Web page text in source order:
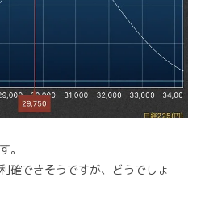
。
確できそうですが、どうでしょ